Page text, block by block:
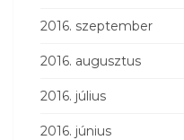
2016. szeptember
2016. augusztus
2016. július
2016. június